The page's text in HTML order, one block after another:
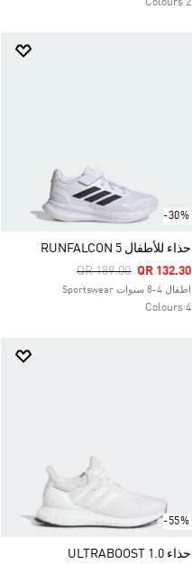
2 Colours
-30%
حذاء للأطفال RUNFALCON 5
Price Reduced From
QR 189.00ToQR 132.30
اطفال 4-8 سنوات Sportswear
4 Colours
-55%
حذاء ULTRABOOST 1.0